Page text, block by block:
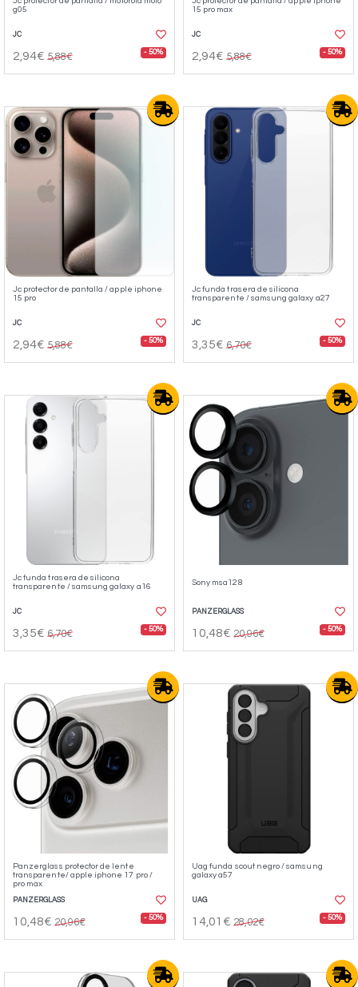
g05
JC
2,94€ 5,88€ - 50%
15 pro max
JC
2,94€ 5,88€ - 50%
Jc protector de pantalla / apple iphone
15 pro
JC
2,94€ 5,88€ - 50%
Jc funda trasera de silicona
transparente / samsung galaxy a27
JC
3,35€ 6,70€ - 50%
Jc funda trasera de silicona
transparente / samsung galaxy a16
JC
3,35€ 6,70€ - 50%
Sony msa128
PANZERGLASS
10,48€ 20,96€ - 50%
Panzerglass protector de lente⁣
transparente/ apple iphone 17 pro /
pro max
PANZERGLASS
10,48€ 20,96€ - 50%
Uag funda scout negro / samsung
galaxy a57
UAG
14,01€ 28,02€ - 50%